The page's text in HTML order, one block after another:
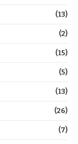
(13)
(2)
(15)
(5)
(13)
(26)
(7)